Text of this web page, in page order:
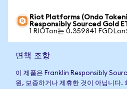
Riot Platforms (Ondo
Responsibly Sourced Gold
1 RIOTon는 0.359841 FGDLon
면책 조항
이 제품은 Franklin Responsibly
원, 보증하거나 제휴한 것이 아닙니다.